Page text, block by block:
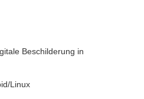
Beschilderung in
Linux